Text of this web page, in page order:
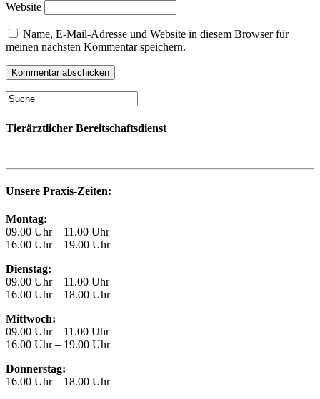
Website
Name, E-Mail-Adresse und Website in diesem Browser für
meinen nächsten Kommentar speichern.
Tierärztlicher Bereitschaftsdienst
Unsere Praxis-Zeiten:
Montag:
09.00 Uhr – 11.00 Uhr
16.00 Uhr – 19.00 Uhr
Dienstag:
09.00 Uhr – 11.00 Uhr
16.00 Uhr – 18.00 Uhr
Mittwoch:
09.00 Uhr – 11.00 Uhr
16.00 Uhr – 19.00 Uhr
Donnerstag:
16.00 Uhr – 18.00 Uhr